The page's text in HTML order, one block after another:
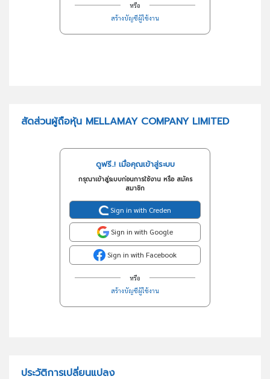
หรือ
สร้างบัญชีผู้ใช้งาน
สัดส่วนผู้ถือหุ้น MELLAMAY COMPANY LIMITED
ดูฟรี..! เมื่อคุณเข้าสู่ระบบ
กรุณาเข้าสู่ระบบก่อนการใช้งาน หรือ สมัคร
สมาชิก
Sign in with Creden
Sign in with Google
Sign in with Facebook
หรือ
สร้างบัญชีผู้ใช้งาน
ประวัติการเปลี่ยนแปลง